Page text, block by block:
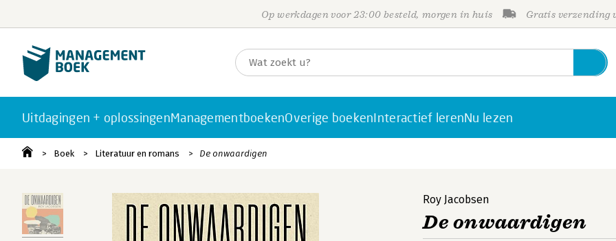
Op werkdagen voor 23:00 besteld, morgen in huis Gratis verzending
Uitdagingen + oplossingenManagementboekenOverige boekenInteractief lerenNu lezen
Boek Literatuur en romans De onwaardigen
Roy Jacobsen
De onwaardigen